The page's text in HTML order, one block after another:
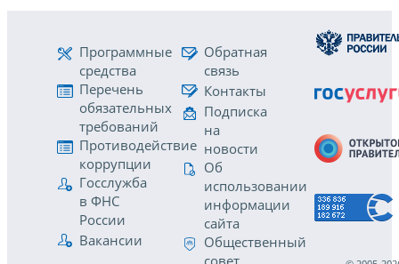
Программные
средства
Перечень
обязательных
требований
Противодействие
коррупции
Госслужба
в ФНС
России
Вакансии
Обратная
связь
Контакты
Подписка
на
новости
Об
использовании
информации
сайта
Общественный
совет